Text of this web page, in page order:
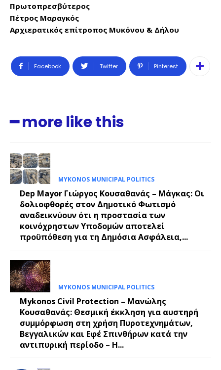
Πρωτοπρεσβύτερος
Πέτρος Μαραγκός
Αρχιερατικός επίτροπος Μυκόνου & Δήλου
Facebook Twitter Pinterest
━ more like this
MYKONOS MUNICIPAL POLITICS
Dep Mayor Γιώργος Κουσαθανάς – Μάγκας: Οι
δολιοφθορές στον Δημοτικό Φωτισμό
αναδεικνύουν ότι η προστασία των
κοινόχρηστων Υποδομών αποτελεί
προϋπόθεση για τη Δημόσια Ασφάλεια,...
MYKONOS MUNICIPAL POLITICS
Mykonos Civil Protection – Μανώλης
Κουσαθανάς: Θεσμική έκκληση για αυστηρή
συμμόρφωση στη χρήση Πυροτεχνημάτων,
Βεγγαλικών και Εφέ Σπινθήρων κατά την
αντιπυρική περίοδο – Η...